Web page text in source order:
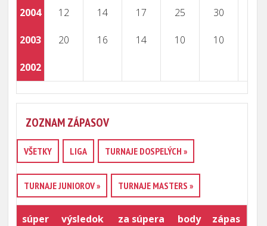
2004 12 14 17 25 30
2003 20 16 14 10 10
2002
ZOZNAM ZÁPASOV
VŠETKY LIGA TURNAJE DOSPELÝCH »
TURNAJE JUNIOROV » TURNAJE MASTERS »
súper výsledok za súpera body zápas